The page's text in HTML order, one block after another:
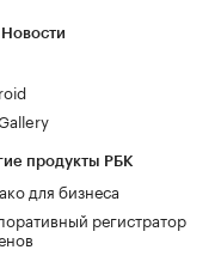
продукты РБК
для бизнеса
регистратор